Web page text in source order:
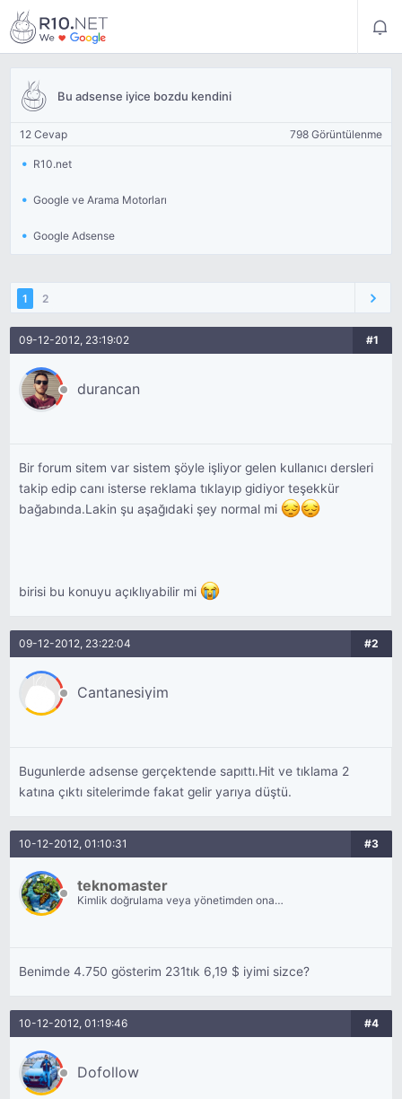
Bu adsense iyice bozdu kendini
12 Cevap 798 Görüntülenme
R10.net
Google ve Arama Motorları
Google Adsense
1 2
09-12-2012, 23:19:02 #1
durancan
Bir forum sitem var sistem şöyle işliyor gelen kullanıcı dersleri
takip edip canı isterse reklama tıklayıp gidiyor teşekkür
bağabında.Lakin şu aşağıdaki şey normal mi
birisi bu konuyu açıklıyabilir mi
09-12-2012, 23:22:04 #2
Cantanesiyim
Bugunlerde adsense gerçektende sapıttı.Hit ve tıklama 2
katına çıktı sitelerimde fakat gelir yarıya düştü.
10-12-2012, 01:10:31 #3
teknomaster
Kimlik doğrulama veya yönetimden onay
Benimde 4.750 gösterim 231tık 6,19 $ iyimi sizce?
10-12-2012, 01:19:46 #4
Dofollow